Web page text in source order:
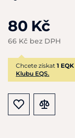
80 Kč
66 Kč bez DPH
Chcete získat 1 EQK
Klubu EQS.